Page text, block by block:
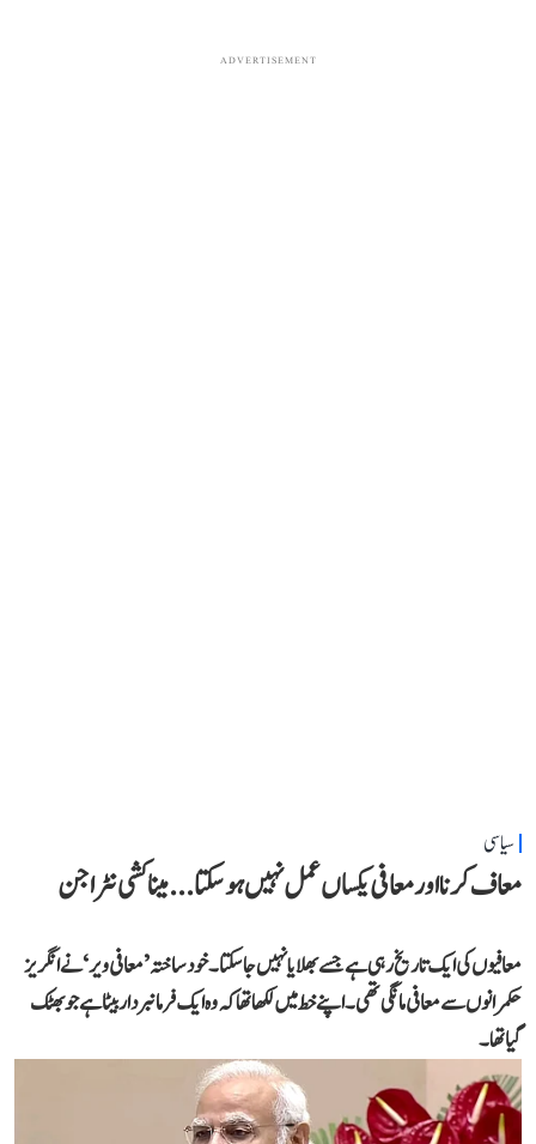
ADVERTISEMENT
سیاسی
معاف کرنا اور معافی یکساں عمل نہیں ہو سکتا... میناکشی نٹراجن
معافیوں کی ایک تاریخ رہی ہے جسے بھلایا نہیں جا سکتا۔ خود ساختہ ’معافی ویر‘ نے انگریز
حکمرانوں سے معافی مانگی تھی۔ اپنے خط میں لکھا تھا کہ وہ ایک فرمانبردار بیٹا ہے جو بھٹک
گیا تھا۔